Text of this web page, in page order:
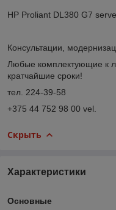
HP Proliant DL380 G7
Консультации,
Любые комплектующие к
кратчайшие сроки!
тел. 224-39-58
+375 44 752 98 00 vel.
Скрыть
Характеристики
Основные